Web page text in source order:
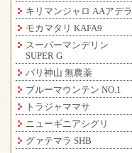
キリマンジャロ AAアデラ
モカマタリ KAFA9
スーパーマンデリン
SUPER G
バリ神山 無農薬
ブルーマウンテン NO.1
トラジャママサ
ニューギニアシグリ
グァテマラ SHB